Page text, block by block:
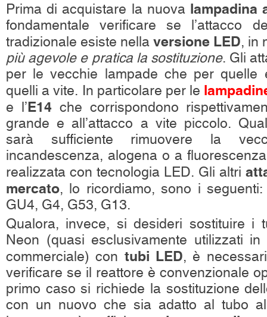
Prima di acquistare la nuova lampadina
fondamentale verificare se l’attacco
tradizionale esiste nella versione LED, in
più agevole e pratica la sostituzione. Gli
per le vecchie lampade che per quelle
quelli a vite. In particolare per le
e l’E14 che corrispondono
grande e all’attacco a vite piccolo.
sarà sufficiente rimuovere la
incandescenza, alogena o a
realizzata con tecnologia LED. Gli altri
mercato, lo ricordiamo, sono i
GU4, G4, G53, G13.
Qualora, invece, si desideri sostituire i
Neon (quasi esclusivamente utilizzati
commerciale) con tubi LED, è
verificare se il reattore è convenzionale
primo caso si richiede la sostituzione
con un nuovo che sia adatto al tubo